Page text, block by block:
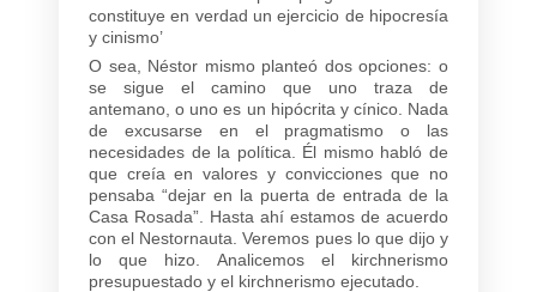
constituye en verdad un ejercicio de hipocresía
y cinismo’
O sea, Néstor mismo planteó dos opciones: o
se sigue el camino que uno traza de
antemano, o uno es un hipócrita y cínico. Nada
de excusarse en el pragmatismo o las
necesidades de la política. Él mismo habló de
que creía en valores y convicciones que no
pensaba “dejar en la puerta de entrada de la
Casa Rosada”. Hasta ahí estamos de acuerdo
con el Nestornauta. Veremos pues lo que dijo y
lo que hizo. Analicemos el kirchnerismo
presupuestado y el kirchnerismo ejecutado.